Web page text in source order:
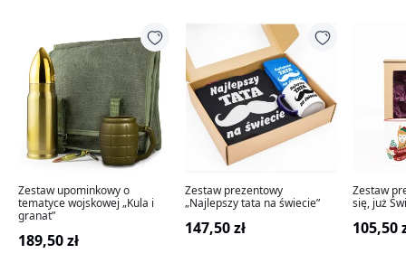
Zestaw upominkowy o
tematyce wojskowej „Kula i
granat”
189,50 zł
Zestaw prezentowy
„Najlepszy tata na świecie”
147,50 zł
Zestaw
się, już
105,50